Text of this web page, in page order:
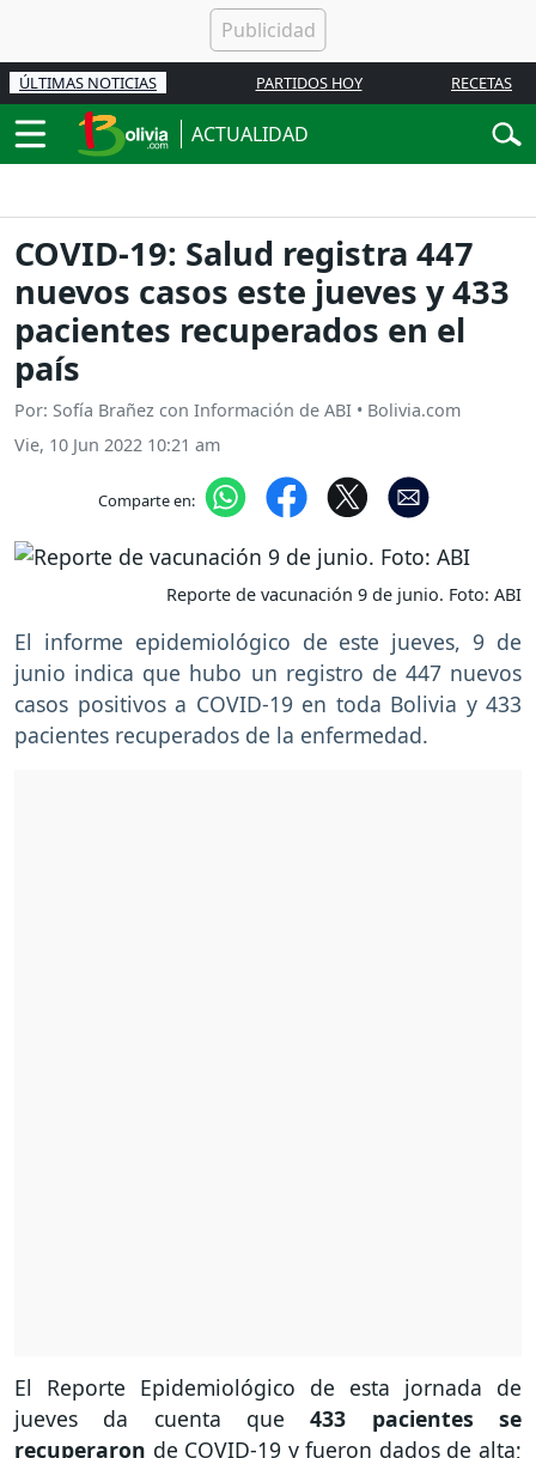
ÚLTIMAS NOTICIAS PARTIDOS HOY RECETAS
ACTUALIDAD
COVID-19: Salud registra 447
nuevos casos este jueves y 433
pacientes recuperados en el
país
Por: Sofía Brañez con Información de ABI • Bolivia.com
Vie, 10 Jun 2022 10:21 am
Comparte en:
Reporte de vacunación 9 de junio. Foto: ABI
El informe epidemiológico de este jueves, 9 de
junio indica que hubo un registro de 447 nuevos
casos positivos a COVID-19 en toda Bolivia y 433
pacientes recuperados de la enfermedad.
El Reporte Epidemiológico de esta jornada de
jueves da cuenta que433 pacientes se
recuperaron de COVID-19 y fueron dados de alta;